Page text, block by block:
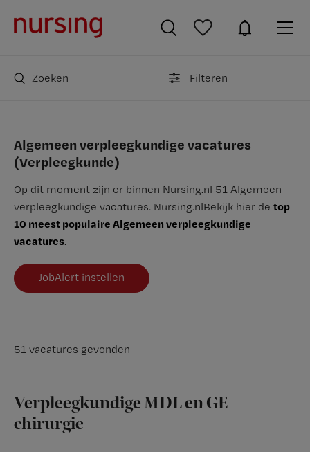
Zoeken Filteren
Algemeen verpleegkundige vacatures
(Verpleegkunde)
Op dit moment zijn er binnen Nursing.nl 51 Algemeen
verpleegkundige vacatures. Nursing.nlBekijk hier de top
10 meest populaire Algemeen verpleegkundige
vacatures.
JobAlert instellen
51 vacatures gevonden
Verpleegkundige MDL en GE
chirurgie